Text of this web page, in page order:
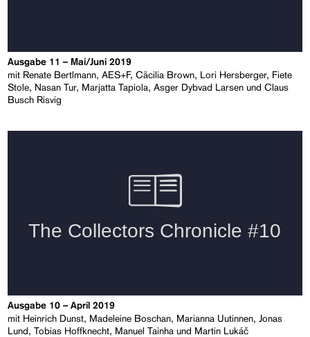
Ausgabe 11 – Mai/Juni 2019
mit Renate Bertlmann, AES+F, Cäcilia Brown, Lori Hersberger, Fiete
Stole, Nasan Tur, Marjatta Tapiola, Asger Dybvad Larsen und Claus
Busch Risvig
Ausgabe 10 – April 2019
mit Heinrich Dunst, Madeleine Boschan, Marianna Uutinnen, Jonas
Lund, Tobias Hoffknecht, Manuel Tainha und Martin Lukáč